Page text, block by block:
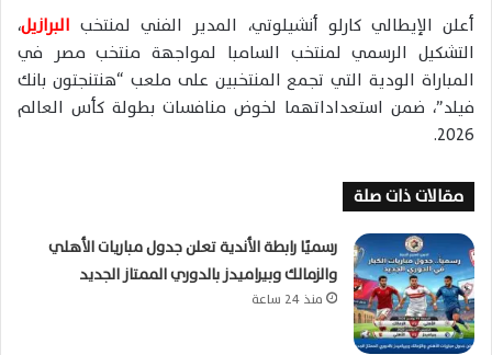
أعلن الإيطالي كارلو أنشيلوتي، المدير الفني لمنتخب البرازيل،
التشكيل الرسمي لمنتخب السامبا لمواجهة منتخب مصر في
المباراة الودية التي تجمع المنتخبين على ملعب “هنتنجتون بانك
فيلد”، ضمن استعداداتهما لخوض منافسات بطولة كأس العالم
2026.
مقالات ذات صلة
رسميًا رابطة الأندية تعلن جدول مباريات الأهلي
والزمالك وبيراميدز بالدوري الممتاز الجديد
منذ 24 ساعة